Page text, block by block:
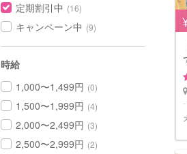
定期割引中 (16)
キャンペーン中 (9)
時給
1,000〜1,499円 (0)
1,500〜1,999円 (4)
2,000〜2,499円 (3)
2,500〜2,999円 (2)